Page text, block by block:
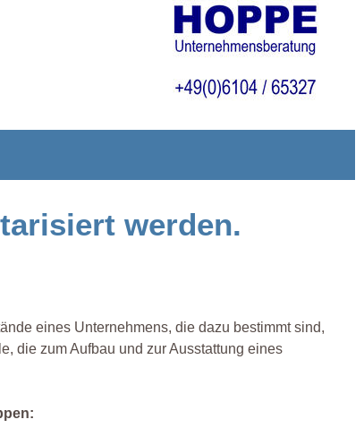
werden.
eines Unternehmens, die dazu bestimmt sind,
die zum Aufbau und zur Ausstattung eines